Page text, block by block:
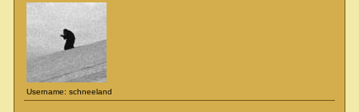
Username: schneeland